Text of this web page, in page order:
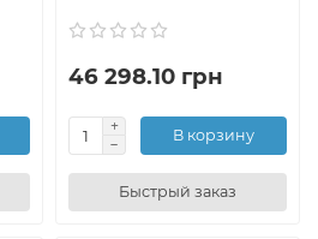
46 298.10 грн
В корзину
Быстрый заказ